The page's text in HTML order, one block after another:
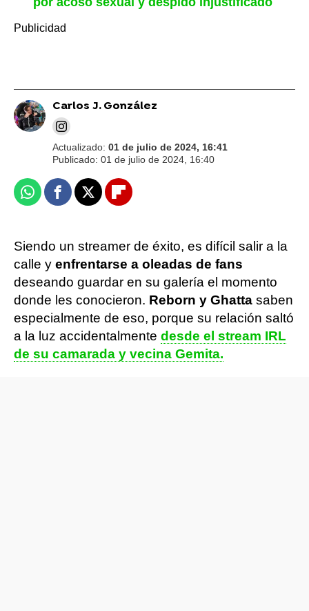
Carlos J. González
Actualizado: 01 de julio de 2024, 16:41
Publicado: 01 de julio de 2024, 16:40
WhatsappFacebook
X Flipboard
Siendo un streamer de éxito, es difícil salir a la
calle y enfrentarse a oleadas de fans
deseando guardar en su galería el momento
donde les conocieron. Reborn y Ghatta saben
especialmente de eso, porque su relación saltó
a la luz accidentalmente desde el stream IRL
de su camarada y vecina Gemita.